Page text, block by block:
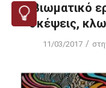
Βιωματικό
σκέψεις,
11/03/2017 /